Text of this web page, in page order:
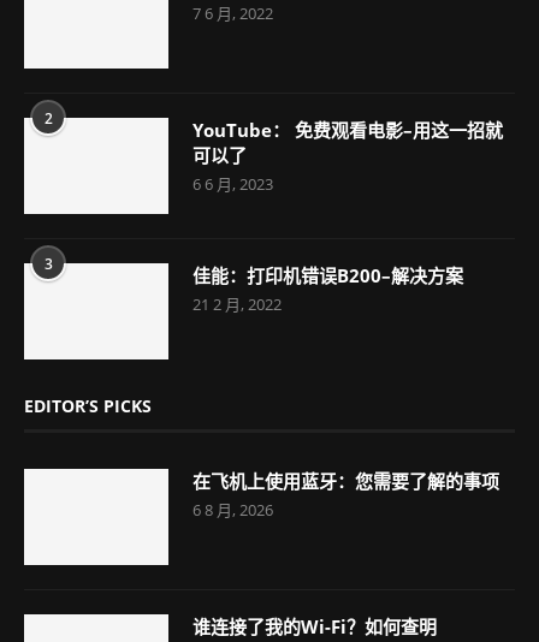
7 6 月, 2022
2
YouTube： 免费观看电影–用这一招就
可以了
6 6 月, 2023
3 佳能：打印机错误B200–解决方案
21 2 月, 2022
EDITOR’S PICKS
在飞机上使用蓝牙：您需要了解的事项
6 8 月, 2026
谁连接了我的Wi-Fi？如何查明